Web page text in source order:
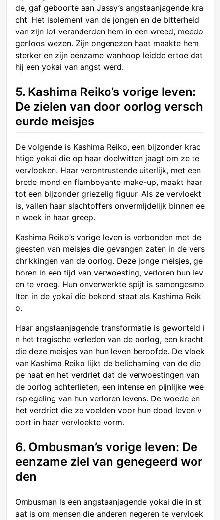
de, gaf geboorte aan Jassy’s angstaanjagende kra
cht. Het isolement van de jongen en de bitterheid
van zijn lot veranderden hem in een wreed, meedo
genloos wezen. Zijn ongenezen haat maakte hem
sterker en zijn eenzame wanhoop leidde ertoe dat
hij een yokai van angst werd.
5. Kashima Reiko’s vorige leven:
De zielen van door oorlog versch
eurde meisjes
De volgende is Kashima Reiko, een bijzonder krac
htige yokai die op haar doelwitten jaagt om ze te
vervloeken. Haar verontrustende uiterlijk, met een
brede mond en flamboyante make-up, maakt haar
tot een bijzonder griezelig figuur. Als ze vervloekt
is, vallen haar slachtoffers onvermijdelijk binnen ee
n week in haar greep.
Kashima Reiko’s vorige leven is verbonden met de
geesten van meisjes die gevangen zaten in de vers
chrikkingen van de oorlog. Deze jonge meisjes, ge
boren in een tijd van verwoesting, verloren hun lev
en te vroeg. Hun onverwerkte spijt is samengesmo
lten in de yokai die bekend staat als Kashima Reik
o.
Haar angstaanjagende transformatie is geworteld i
n het tragische verleden van de oorlog, een kracht
die deze meisjes van hun leven beroofde. De vloek
van Kashima Reiko lijkt de belichaming van de die
pe haat en het verdriet dat de verwoestingen van
de oorlog achterlieten, een intense en pijnlijke wee
rspiegeling van hun verloren levens. De woede en
het verdriet die ze voelden voor hun dood leven v
oort in haar vervloekte vorm.
6. Ombusman’s vorige leven: De
eenzame ziel van genegeerd wor
den
Ombusman is een angstaanjagende yokai die in st
aat is om mensen die anderen negeren te vervloek